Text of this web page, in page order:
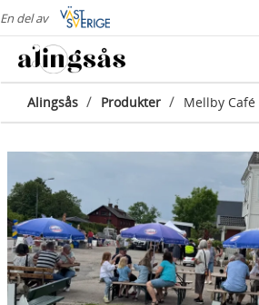
En del av
Alingsås / Produkter / Mellby Café